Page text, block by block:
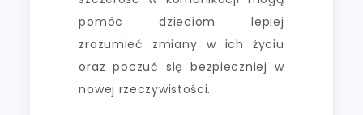
pomóc dzieciom lepiej
zrozumieć zmiany w ich życiu
oraz poczuć się bezpieczniej w
nowej rzeczywistości.